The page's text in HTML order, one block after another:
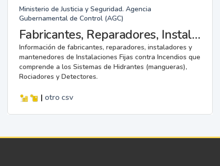
Ministerio de Justicia y Seguridad. Agencia
Gubernamental de Control (AGC)
Fabricantes, Reparadores, Instaladores y Mantenedores de Instalaciones Fijas contra Incendios.
Información de fabricantes, reparadores, instaladores y
mantenedores de Instalaciones Fijas contra Incendios que
comprende a los Sistemas de Hidrantes (mangueras),
Rociadores y Detectores.
| otro csv